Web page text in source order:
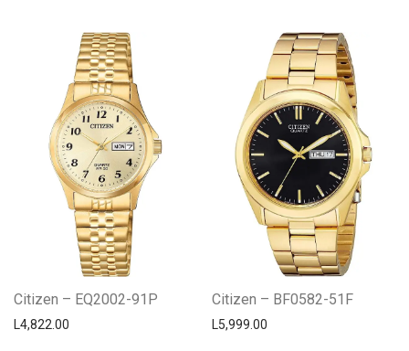
Citizen – EQ2002-91P
L4,822.00
Citizen – BF0582-51F
L5,999.00